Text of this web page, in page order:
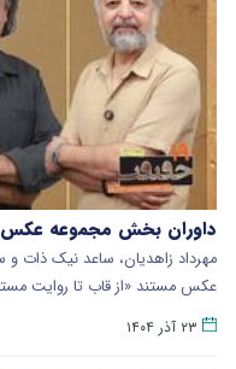
داوران بخش مجموعه عکس
مهرداد زاهدیان، ساعد نیک ذات
عکس مستند «از قاب تا روایت
۲۳ آذر ۱۴۰۴